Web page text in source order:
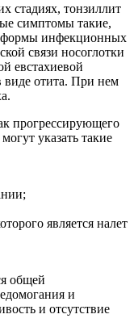
стадиях, тонзиллит
симптомы такие,
формы инфекционных
связи носоглотки
евстахиевой
виде отита. При нем
прогрессирующего
указать такие
является налет
общей
и
и отсутствие